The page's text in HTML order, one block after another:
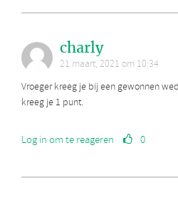
charly
21 maart, 2021 om 10:34
Vroeger kreeg je bij een gewonnen
kreeg je 1 punt.
Log in om te reageren 0